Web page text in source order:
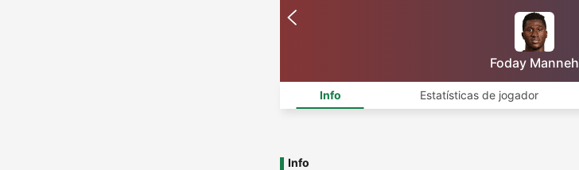
Foday Manneh
Info Estatísticas de jogador
Info